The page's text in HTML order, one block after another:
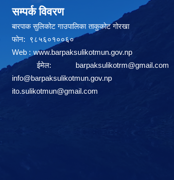
सम्पर्क विवरण
बारपाक सुलिकोट गाउपालिका ताकुकोट गोरखा
फोन: ९८५६०१००६०
Web : www.barpaksulikotmun.gov.np
ईमेल: barpaksulikotrm@gmail.com
info@barpaksulikotmun.gov.np
ito.sulikotmun@gmail.com